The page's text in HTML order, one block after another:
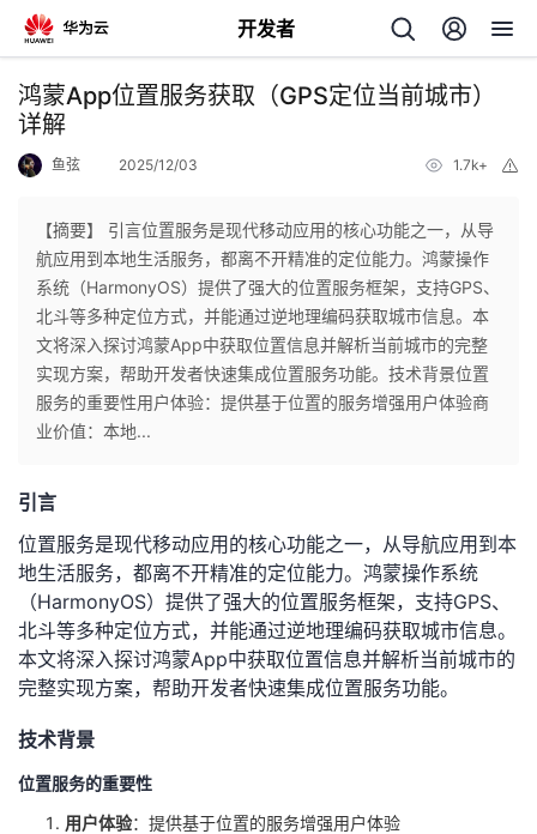
开发者
返
回
个
人
主
我
的
者
我
的
博
我
的
我
鸿蒙App位置服务获取（GPS定位当前城市）
详解
鱼弦 2025/12/03 1.7k+
【摘要】 引言位置服务是现代移动应用的核心功能之一，从导
航应用到本地生活服务，都离不开精准的定位能力。鸿蒙操作
系统（HarmonyOS）提供了强大的位置服务框架，支持GPS、
北斗等多种定位方式，并能通过逆地理编码获取城市信息。本
文将深入探讨鸿蒙App中获取位置信息并解析当前城市的完整
实现方案，帮助开发者快速集成位置服务功能。技术背景位置
服务的重要性用户体验：提供基于位置的服务增强用户体验商
业价值：本地...
引言
位置服务是现代移动应用的核心功能之一，从导航应用到本
地生活服务，都离不开精准的定位能力。鸿蒙操作系统
（HarmonyOS）提供了强大的位置服务框架，支持GPS、
北斗等多种定位方式，并能通过逆地理编码获取城市信息。
本文将深入探讨鸿蒙App中获取位置信息并解析当前城市的
完整实现方案，帮助开发者快速集成位置服务功能。
技术背景
位置服务的重要性
用户体验：提供基于位置的服务增强用户体验